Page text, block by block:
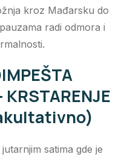
kroz Mađarsku do
radi odmora i
satima gde je